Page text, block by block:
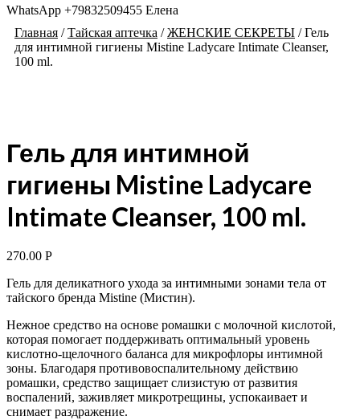
WhatsApp +79832509455 Елена
Главная /Тайская аптечка /ЖЕНСКИЕ СЕКРЕТЫ /Гель
для интимной гигиены Mistine Ladycare Intimate Cleanser,
100 ml.
Гель для интимной
гигиены Mistine Ladycare
Intimate Cleanser, 100 ml.
270.00 Р
Гель для деликатного ухода за интимными зонами тела от
тайского бренда Mistine (Мистин).
Нежное средство на основе ромашки с молочной кислотой,
которая помогает поддерживать оптимальный уровень
кислотно-щелочного баланса для микрофлоры интимной
зоны. Благодаря противовоспалительному действию
ромашки, средство защищает слизистую от развития
воспалений, заживляет микротрещины, успокаивает и
снимает раздражение.